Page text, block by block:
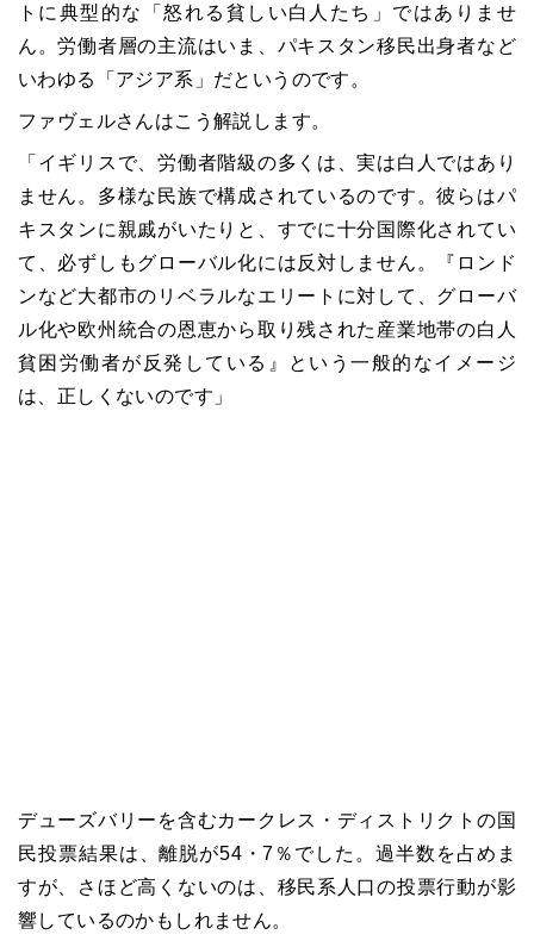
トに典型的な「怒れる貧しい白人たち」ではありませ
ん。労働者層の主流はいま、パキスタン移民出身者など
いわゆる「アジア系」だというのです。
ファヴェルさんはこう解説します。
「イギリスで、労働者階級の多くは、実は白人ではあり
ません。多様な民族で構成されているのです。彼らはパ
キスタンに親戚がいたりと、すでに十分国際化されてい
て、必ずしもグローバル化には反対しません。『ロンド
ンなど大都市のリベラルなエリートに対して、グローバ
ル化や欧州統合の恩恵から取り残された産業地帯の白人
貧困労働者が反発している』という一般的なイメージ
は、正しくないのです」
デューズバリーを含むカークレス・ディストリクトの国
民投票結果は、離脱が54・7％でした。過半数を占めま
すが、さほど高くないのは、移民系人口の投票行動が影
響しているのかもしれません。